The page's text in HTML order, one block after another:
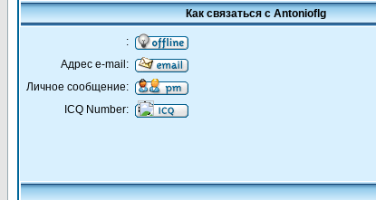
Как связаться с Antonioflg
:
Адрес e-mail:
Личное сообщение:
ICQ Number: